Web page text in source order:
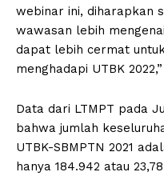
webinar ini, diharapkan
wawasan lebih
dapat lebih cermat
menghadapi UTBK
Data dari LTMPT pada
bahwa jumlah
UTBK-SBMPTN 2021
hanya 184.942 atau